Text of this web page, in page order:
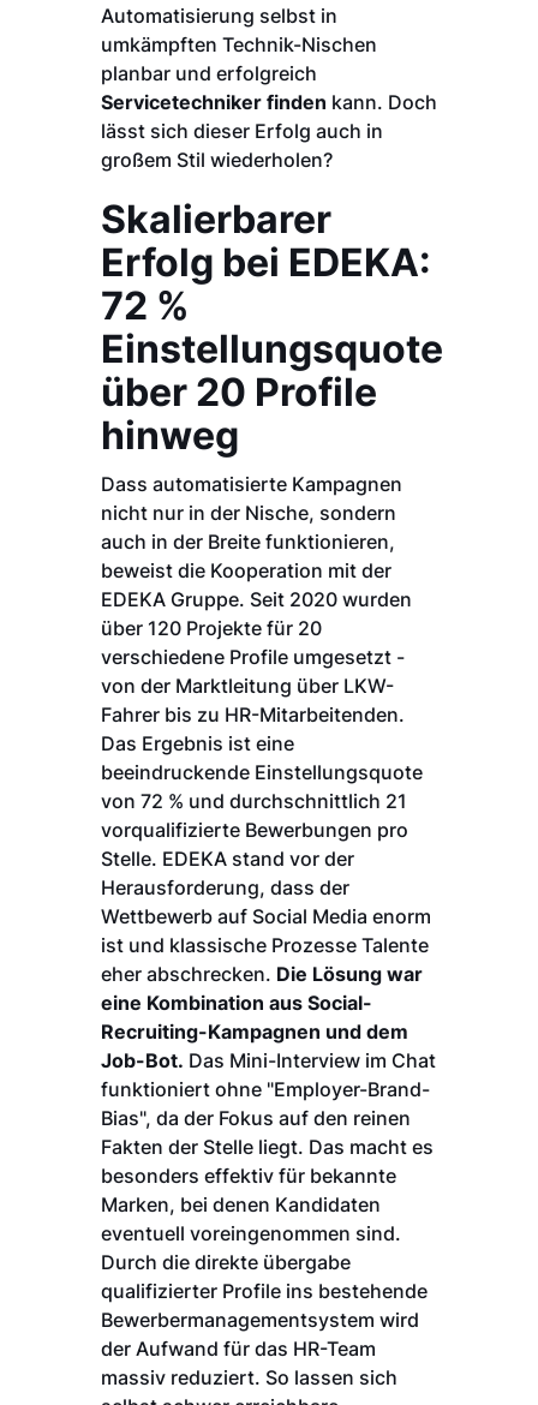
Automatisierung selbst in
umkämpften Technik-Nischen
planbar und erfolgreich
Servicetechniker finden kann. Doch
lässt sich dieser Erfolg auch in
großem Stil wiederholen?
Skalierbarer
Erfolg bei EDEKA:
72 %
Einstellungsquote
über 20 Profile
hinweg
Dass automatisierte Kampagnen
nicht nur in der Nische, sondern
auch in der Breite funktionieren,
beweist die Kooperation mit der
EDEKA Gruppe. Seit 2020 wurden
über 120 Projekte für 20
verschiedene Profile umgesetzt -
von der Marktleitung über LKW-
Fahrer bis zu HR-Mitarbeitenden.
Das Ergebnis ist eine
beeindruckende Einstellungsquote
von 72 % und durchschnittlich 21
vorqualifizierte Bewerbungen pro
Stelle. EDEKA stand vor der
Herausforderung, dass der
Wettbewerb auf Social Media enorm
ist und klassische Prozesse Talente
eher abschrecken. Die Lösung war
eine Kombination aus Social-
Recruiting-Kampagnen und dem
Job-Bot. Das Mini-Interview im Chat
funktioniert ohne "Employer-Brand-
Bias", da der Fokus auf den reinen
Fakten der Stelle liegt. Das macht es
besonders effektiv für bekannte
Marken, bei denen Kandidaten
eventuell voreingenommen sind.
Durch die direkte übergabe
qualifizierter Profile ins bestehende
Bewerbermanagementsystem wird
der Aufwand für das HR-Team
massiv reduziert. So lassen sich